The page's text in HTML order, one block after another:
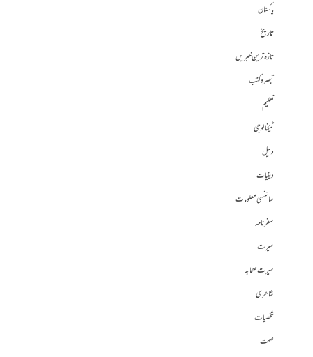
پاکستان
تاریخ
تازہ ترین خبریں
تبصرہ کتب
تعلیم
ٹیکنالوجی
دلیل
دینیات
سائنسی معلومات
سفرنامہ
سیرت
سیرت صحابہ
شاعری
شخصیات
صحت